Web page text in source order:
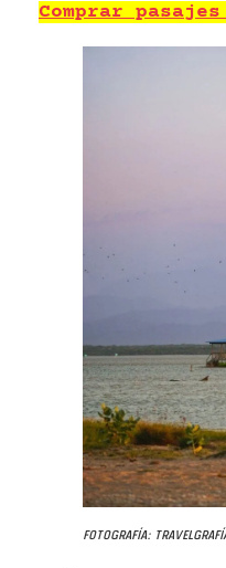
Comprar
Fotografía: